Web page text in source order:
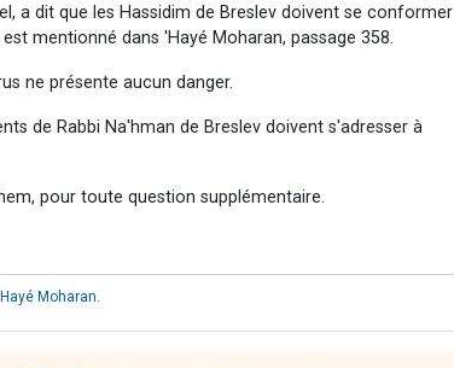
a dit que les Hassidim de Breslev doivent se conformer
mentionné dans 'Hayé Moharan, passage 358.
ne présente aucun danger.
de Rabbi Na'hman de Breslev doivent s'adresser à
pour toute question supplémentaire.
Moharan